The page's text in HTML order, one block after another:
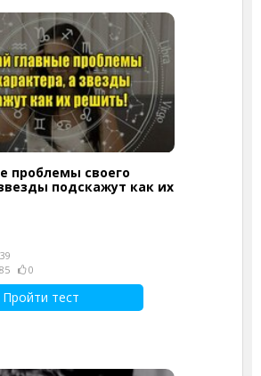
проблемы своего
подскажут как их
0
Пройти тест